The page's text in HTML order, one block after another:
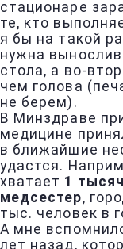
стационаре
те, кто
я бы на такой
нужна
стола, а во-
чем голова
не берем).
В Минздраве
медицине
в ближайшие
удастся.
хватает 1
медсестер,
тыс. человек в
А мне
лет назад,